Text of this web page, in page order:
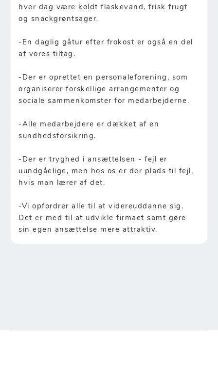
hver dag være koldt flaskevand, frisk frugt
og snackgrøntsager.
-En daglig gåtur efter frokost er også en del
af vores tiltag.
-Der er oprettet en personaleforening, som
organiserer forskellige arrangementer og
sociale sammenkomster for medarbejderne.
-Alle medarbejdere er dækket af en
sundhedsforsikring.
-Der er tryghed i ansættelsen - fejl er
uundgåelige, men hos os er der plads til fejl,
hvis man lærer af det.
-Vi opfordrer alle til at videreuddanne sig.
Det er med til at udvikle firmaet samt gøre
sin egen ansættelse mere attraktiv.